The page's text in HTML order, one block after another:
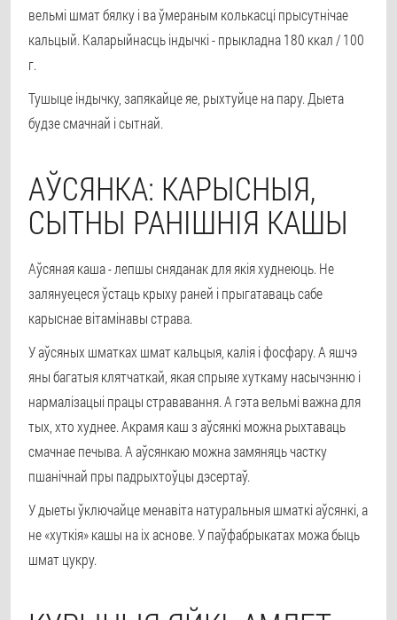
вельмі шмат бялку і ва ўмераным колькасці прысутнічае
кальцый. Каларыйнасць індычкі - прыкладна 180 ккал / 100
г.
Тушыце індычку, запякайце яе, рыхтуйце на пару. Дыета
будзе смачнай і сытнай.
АЎСЯНКА: КАРЫСНЫЯ,
СЫТНЫ РАНІШНІЯ КАШЫ
Аўсяная каша - лепшы сняданак для якія худнеюць. Не
залянуецеся ўстаць крыху раней і прыгатаваць сабе
карыснае вітамінавы страва.
У аўсяных шматках шмат кальцыя, калія і фосфару. А яшчэ
яны багатыя клятчаткай, якая спрыяе хуткаму насычэнню і
нармалізацыі працы стрававання. А гэта вельмі важна для
тых, хто худнее. Акрамя каш з аўсянкі можна рыхтаваць
смачнае печыва. А аўсянкаю можна замяняць частку
пшанічнай пры падрыхтоўцы дэсертаў.
У дыеты ўключайце менавіта натуральныя шматкі аўсянкі, а
не «хуткія» кашы на іх аснове. У паўфабрыкатах можа быць
шмат цукру.